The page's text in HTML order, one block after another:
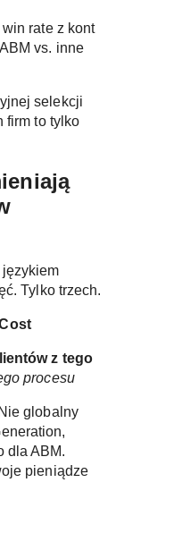
rate z kont
vs. inne
selekcji
firm to tylko
Tylko trzech.
z tego
procesu
globalny
dla ABM.
pieniądze